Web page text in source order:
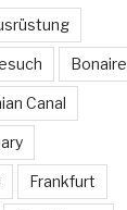
Bonaire
Canal
Frankfurt